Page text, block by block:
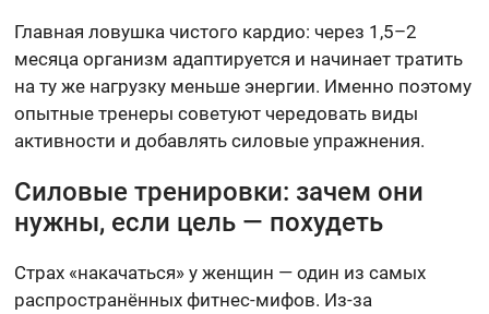
Главная ловушка чистого кардио: через 1,5–2
месяца организм адаптируется и начинает тратить
на ту же нагрузку меньше энергии. Именно поэтому
опытные тренеры советуют чередовать виды
активности и добавлять силовые упражнения.
Силовые тренировки: зачем они
нужны, если цель — похудеть
Страх «накачаться» у женщин — один из самых
распространённых фитнес-мифов. Из-за